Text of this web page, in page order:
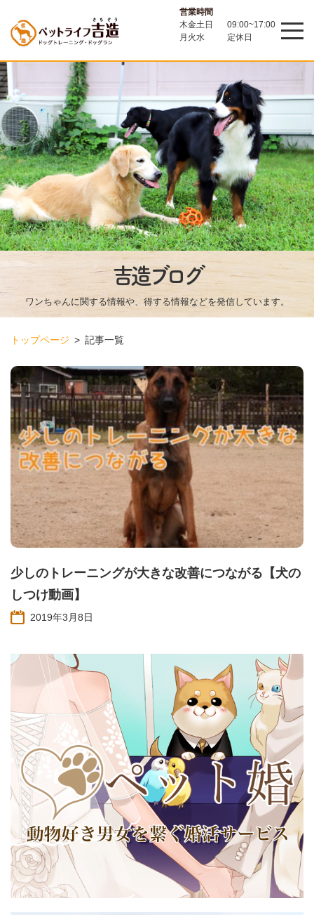
営業時間
木金土日
09:00~17:00
月火水
定休日
吉造ブログ
ワンちゃんに関する情報や、得する情報などを発信しています。
トップページ 記事一覧
少しのトレーニングが大きな改善につながる【犬の
しつけ動画】
2019年3月8日